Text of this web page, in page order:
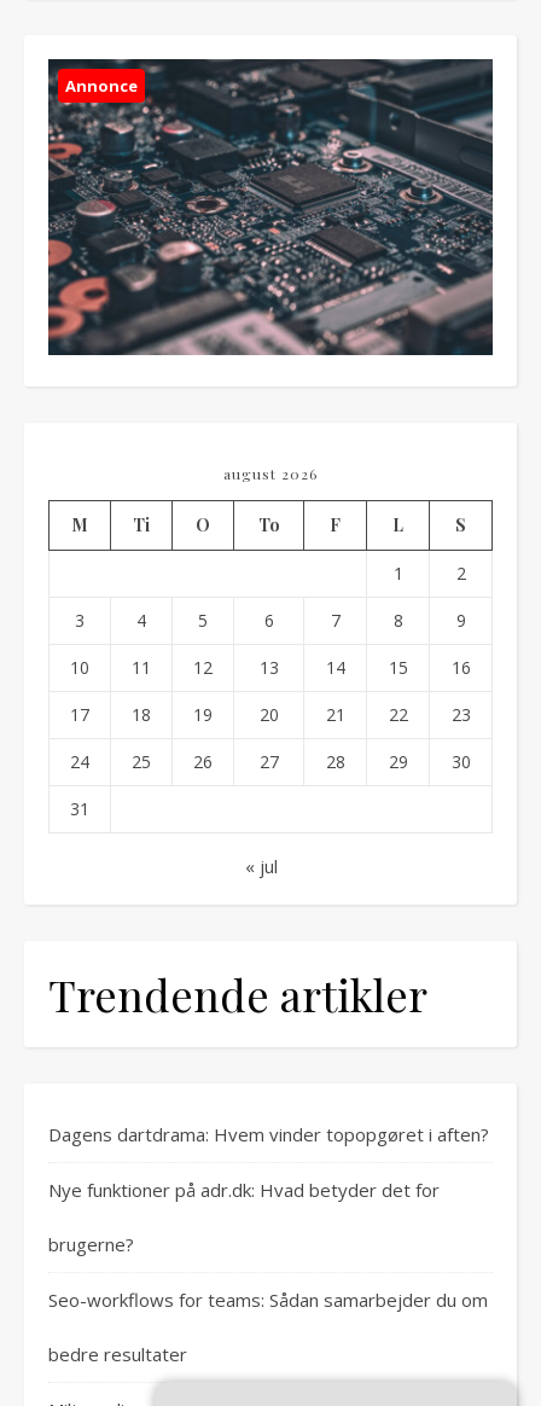
Annonce
august 2026
M Ti O To F L S
1 2
3 4 5 6 7 8 9
10 11 12 13 14 15 16
17 18 19 20 21 22 23
24 25 26 27 28 29 30
31
« jul
Trendende artikler
Dagens dartdrama: Hvem vinder topopgøret i aften?
Nye funktioner på adr.dk: Hvad betyder det for
brugerne?
Seo-workflows for teams: Sådan samarbejder du om
bedre resultater